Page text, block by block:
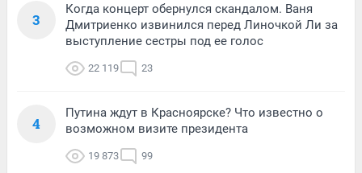
3
Когда концерт обернулся скандалом. Ваня
Дмитриенко извинился перед Линочкой Ли за
выступление сестры под ее голос
22 119 23
4
Путина ждут в Красноярске? Что известно о
возможном визите президента
19 873 99